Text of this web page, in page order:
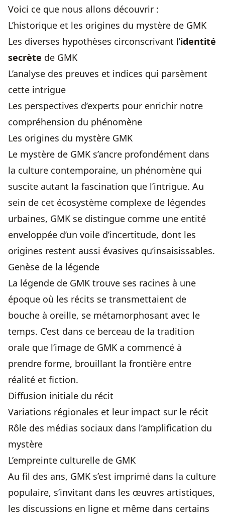
Voici ce que nous allons découvrir :
L’historique et les origines du mystère de GMK
Les diverses hypothèses circonscrivant l’identité
secrète de GMK
L’analyse des preuves et indices qui parsèment
cette intrigue
Les perspectives d’experts pour enrichir notre
compréhension du phénomène
Les origines du mystère GMK
Le mystère de GMK s’ancre profondément dans
la culture contemporaine, un phénomène qui
suscite autant la fascination que l’intrigue. Au
sein de cet écosystème complexe de légendes
urbaines, GMK se distingue comme une entité
enveloppée d’un voile d’incertitude, dont les
origines restent aussi évasives qu’insaisissables.
Genèse de la légende
La légende de GMK trouve ses racines à une
époque où les récits se transmettaient de
bouche à oreille, se métamorphosant avec le
temps. C’est dans ce berceau de la tradition
orale que l’image de GMK a commencé à
prendre forme, brouillant la frontière entre
réalité et fiction.
Diffusion initiale du récit
Variations régionales et leur impact sur le récit
Rôle des médias sociaux dans l’amplification du
mystère
L’empreinte culturelle de GMK
Au fil des ans, GMK s’est imprimé dans la culture
populaire, s’invitant dans les œuvres artistiques,
les discussions en ligne et même dans certains